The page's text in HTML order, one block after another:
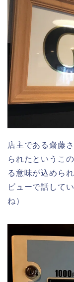
店主である齋藤
られたというこ
る意味が込めら
ビューで話して
ね）